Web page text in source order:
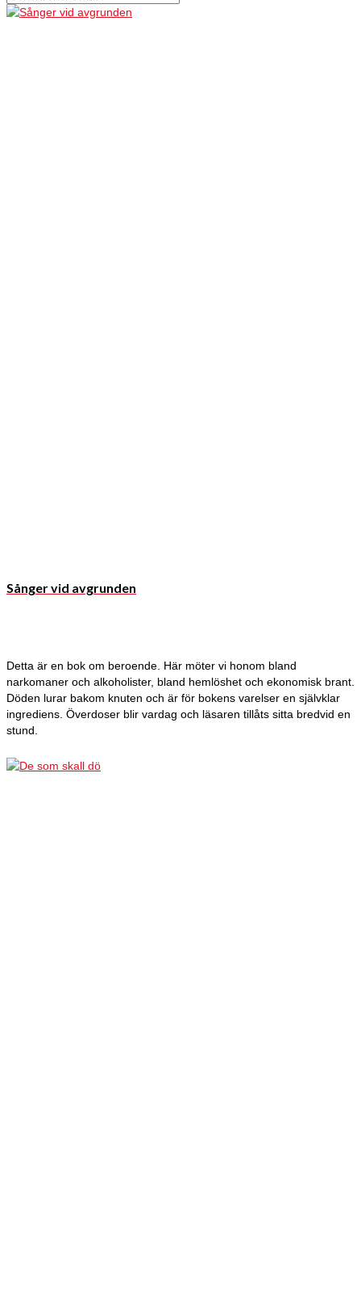
Sånger vid avgrunden
Detta är en bok om beroende. Här möter vi honom bland
narkomaner och alkoholister, bland hemlöshet och ekonomisk brant.
Döden lurar bakom knuten och är för bokens varelser en självklar
ingrediens. Överdoser blir vardag och läsaren tillåts sitta bredvid en
stund.